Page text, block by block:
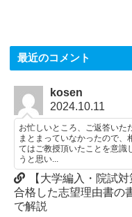
最近のコメント
kosen
2024.10.11
お忙しいところ、ご返答いた
まとまっていなかったので、
てはご教授頂いたことを意識
うと思い...
【大学編入・院試
合格した志望理由書の
で解説